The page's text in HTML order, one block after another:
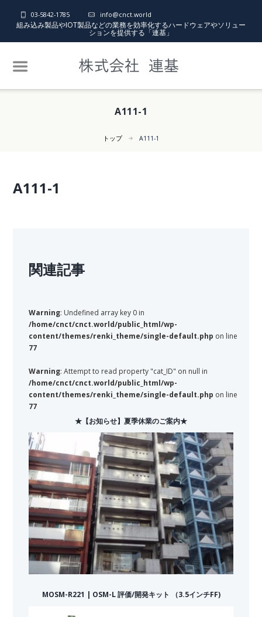
03-5842-1785 info@cnct.world
組み込み製品やIOT製品などの業務を効率化するハードウェアやソリュー
ションを提供する「連基」
A111-1
トップ A111-1
A111-1
関連記事
Warning: Undefined array key 0 in
/home/cnct/cnct.world/public_html/wp-
content/themes/renki_theme/single-default.php on line
77
Warning: Attempt to read property "cat_ID" on null in
/home/cnct/cnct.world/public_html/wp-
content/themes/renki_theme/single-default.php on line
77
★【お知らせ】夏季休業のご案内★
MOSM-R221 | OSM-L 評価/開発キット （3.5インチFF)